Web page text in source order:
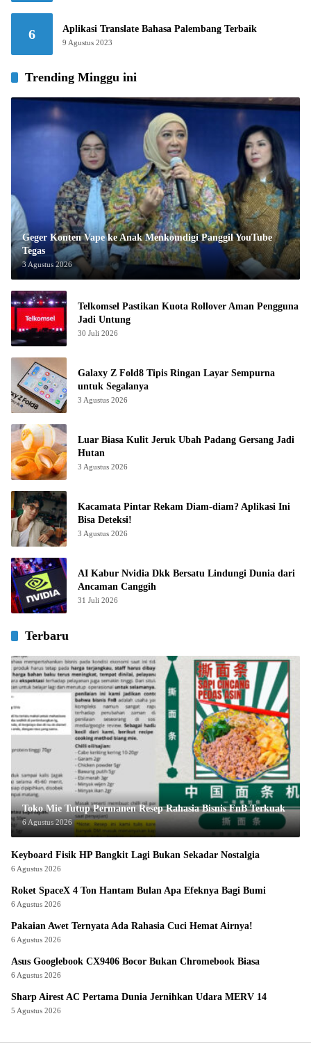
6 Aplikasi Translate Bahasa Palembang Terbaik
9 Agustus 2023
Trending Minggu ini
Geger Konten Vape ke Anak Menkomdigi Panggil YouTube
Tegas
3 Agustus 2026
Telkomsel Pastikan Kuota Rollover Aman Pengguna
Jadi Untung
30 Juli 2026
Galaxy Z Fold8 Tipis Ringan Layar Sempurna
untuk Segalanya
3 Agustus 2026
Luar Biasa Kulit Jeruk Ubah Padang Gersang Jadi
Hutan
3 Agustus 2026
Kacamata Pintar Rekam Diam-diam? Aplikasi Ini
Bisa Deteksi!
3 Agustus 2026
AI Kabur Nvidia Dkk Bersatu Lindungi Dunia dari
Ancaman Canggih
31 Juli 2026
Terbaru
Toko Mie Tutup Permanen Resep Rahasia Bisnis FnB Terkuak
6 Agustus 2026
Keyboard Fisik HP Bangkit Lagi Bukan Sekadar Nostalgia
6 Agustus 2026
Roket SpaceX 4 Ton Hantam Bulan Apa Efeknya Bagi Bumi
6 Agustus 2026
Pakaian Awet Ternyata Ada Rahasia Cuci Hemat Airnya!
6 Agustus 2026
Asus Googlebook CX9406 Bocor Bukan Chromebook Biasa
6 Agustus 2026
Sharp Airest AC Pertama Dunia Jernihkan Udara MERV 14
5 Agustus 2026